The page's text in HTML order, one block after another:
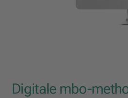
Digitale mbo-